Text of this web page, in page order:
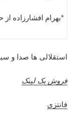
*بهرام افشارزاده
استقلالی ها صدا و
فروش بک لینک
فانتزی